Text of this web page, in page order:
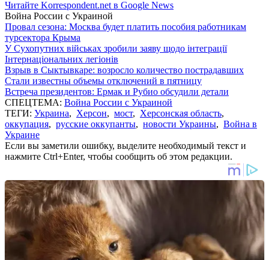
Читайте Korrespondent.net в Google News
Война России с Украиной
Провал сезона: Москва будет платить пособия работникам
турсектора Крыма
У Сухопутних військах зробили заяву щодо інтеграції
Інтернаціональних легіонів
Взрыв в Сыктывкаре: возросло количество пострадавших
Стали известны объемы отключений в пятницу
Встреча президентов: Ермак и Рубио обсудили детали
СПЕЦТЕМА: Война России с Украиной
ТЕГИ: Украина, Херсон, мост, Херсонская область,
оккупация, русские оккупанты, новости Украины, Война в
Украине
Если вы заметили ошибку, выделите необходимый текст и
нажмите Ctrl+Enter, чтобы сообщить об этом редакции.